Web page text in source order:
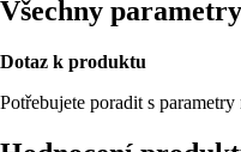
Všechny parametry
Dotaz k produktu
Potřebujete poradit s